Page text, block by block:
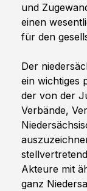
und
einen
für den
Der
ein wichtiges
der von der
Verbände,
Akteure mit
ganz